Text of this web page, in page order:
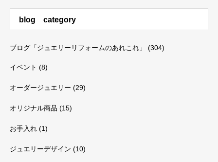
blog category
ブログ「ジュエリーリフォームのあれこれ」 (304)
イベント (8)
オーダージュエリー (29)
オリジナル商品 (15)
お手入れ (1)
ジュエリーデザイン (10)